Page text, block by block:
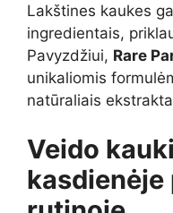
Lakštines kaukes
ingredientais,
Pavyzdžiui, Rare
unikaliomis
natūraliais
Veido